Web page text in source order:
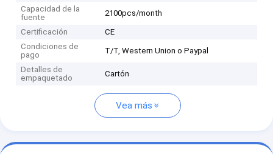
Capacidad de la
fuente
2100pcs/month
Certificación
CE
Condiciones de
pago
T/T, Western Union o Paypal
Detalles de
empaquetado
Cartón
Vea más